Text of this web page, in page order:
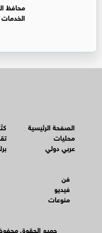
محافظ
الصفحة الرئيسية
محليات
عربي دولي
فن
فيديو
منوعات
© جميع الحقوق